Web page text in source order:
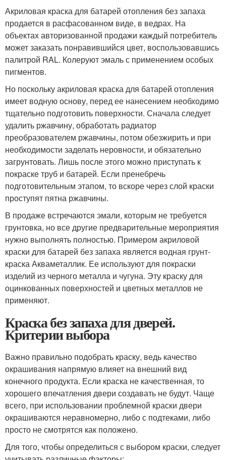
Акриловая краска для батарей отопления без запаха
продается в расфасованном виде, в ведрах. На
объектах авторизованной продажи каждый потребитель
может заказать понравившийся цвет, воспользовавшись
палитрой RAL. Колеруют эмаль с применением особых
пигментов.
Но поскольку акриловая краска для батарей отопления
имеет водную основу, перед ее нанесением необходимо
тщательно подготовить поверхности. Сначала следует
удалить ржавчину, обработать радиатор
преобразователем ржавчины, потом обезжирить и при
необходимости заделать неровности, и обязательно
загрунтовать. Лишь после этого можно приступать к
покраске труб и батарей. Если пренебречь
подготовительным этапом, то вскоре через слой краски
проступят пятна ржавчины.
В продаже встречаются эмали, которым не требуется
грунтовка, но все другие предварительные мероприятия
нужно выполнять полностью. Примером акриловой
краски для батарей без запаха является водная грунт-
краска Акваметаллик. Ее используют для покраски
изделий из черного металла и чугуна. Эту краску для
оцинкованных поверхностей и цветных металлов не
применяют.
Краска без запаха для дверей.
Критерии выбора
Важно правильно подобрать краску, ведь качество
окрашивания напрямую влияет на внешний вид
конечного продукта. Если краска не качественная, то
хорошего впечатления двери создавать не будут. Чаще
всего, при использовании проблемной краски двери
окрашиваются неравномерно, либо с подтеками, либо
просто не смотрятся как положено.
Для того, чтобы определиться с выбором краски, следует